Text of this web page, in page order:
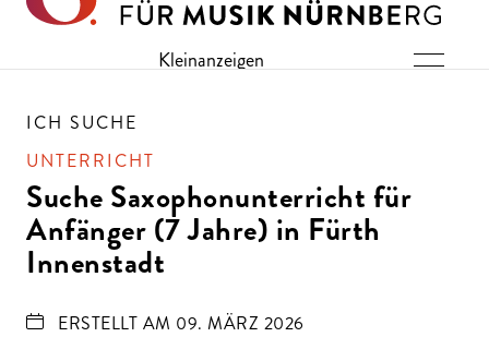
Direkt zu den Inhalten springen
Kleinanzeigen
ICH SUCHE
UNTERRICHT
Suche Saxophonunterricht für
Anfänger (7 Jahre) in Fürth
Innenstadt
ERSTELLT AM 09. MÄRZ 2026